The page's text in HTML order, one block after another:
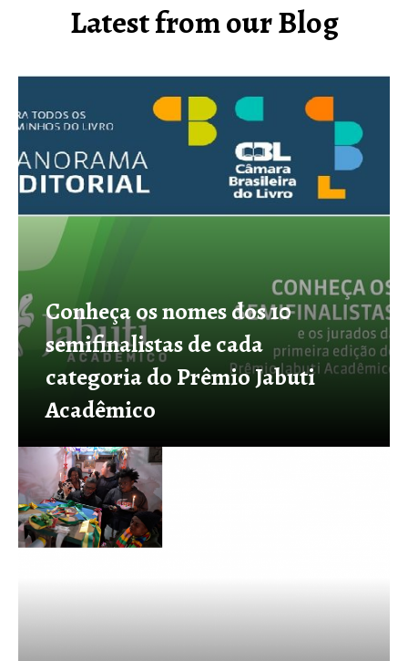
Latest from our Blog
Conheça os nomes dos 10
semifinalistas de cada
categoria do Prêmio Jabuti
Acadêmico